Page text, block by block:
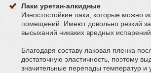
Лаки уретан-алкидные
Изностостойкие лаки, которые можно
помещений. Имеют довольно резкий
высыханий никаких вредных
Благодаря составу лаковая пленка
достаточную эластичность, поэтому
значительные перепады температур и